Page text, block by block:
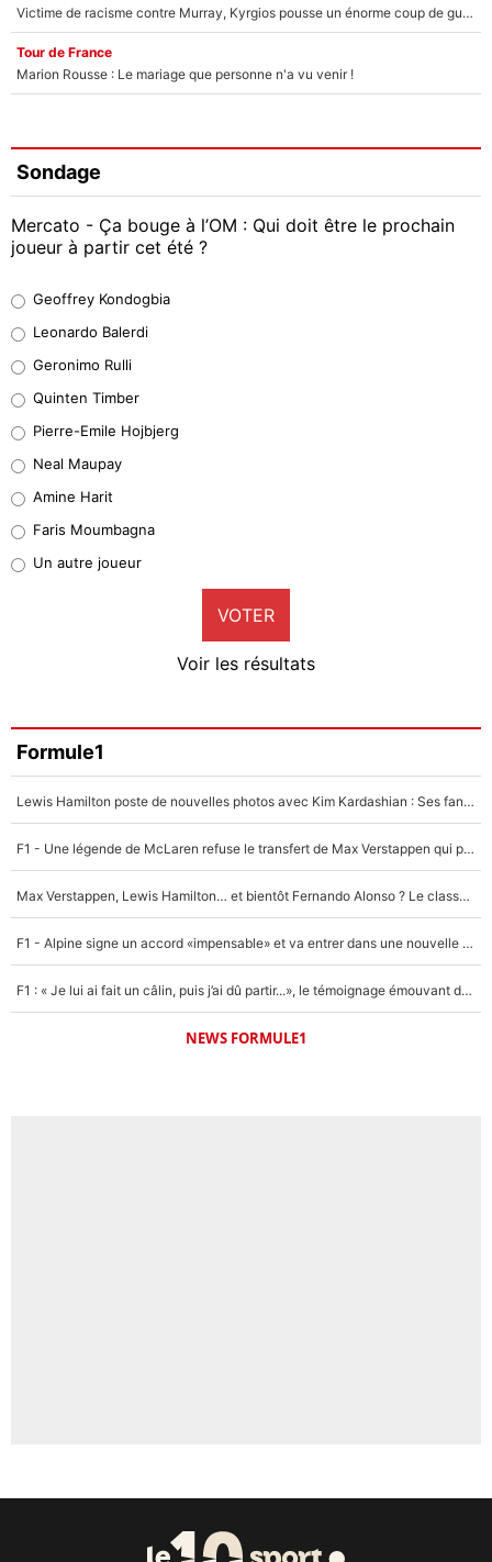
Victime de racisme contre Murray, Kyrgios pousse un énorme coup de gueule !
Tour de France
Marion Rousse : Le mariage que personne n'a vu venir !
Sondage
Mercato - Ça bouge à l’OM : Qui doit être le prochain
joueur à partir cet été ?
38%
32%
5%
1%
9%
Faris Moumbagna
4%
Un autre joueur
5%
Geoffrey Kondogbia
Leonardo Balerdi
Geronimo Rulli
Quinten Timber
Pierre-Emile Hojbjerg
Neal Maupay
Amine Harit
Faris Moumbagna
Un autre joueur
VOTER
Voir les résultats
Formule1
Lewis Hamilton poste de nouvelles photos avec Kim Kardashian : Ses fans le voient déjà redevenir champion du monde de F1 grâce à elle !
F1 - Une légende de McLaren refuse le transfert de Max Verstappen qui pourrait «faire des vagues» et plomber l'ambiance dans l'équipe
Max Verstappen, Lewis Hamilton… et bientôt Fernando Alonso ? Le classement des pilotes les mieux payés en Formule 1 risque de changer !
F1 - Alpine signe un accord «impensable» et va entrer dans une nouvelle dimension : Grande nouvelle pour Pierre Gasly !
F1 : « Je lui ai fait un câlin, puis j’ai dû partir...», le témoignage émouvant de Max Verstappen sur sa fille
NEWS FORMULE1